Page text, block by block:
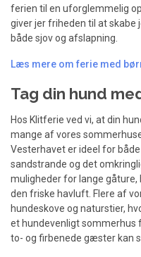
ferien til en uforglemmelig
giver jer friheden til at skabe
både sjov og afslapning.
Læs mere om ferie med
Tag din hund
Hos Klitferie ved vi, at din
mange af vores
Vesterhavet er ideel for
sandstrande og det
muligheder for lange gåture,
den friske havluft. Flere af
hundeskove og naturstier,
et hundevenligt sommerhus
to- og firbenede gæster kan